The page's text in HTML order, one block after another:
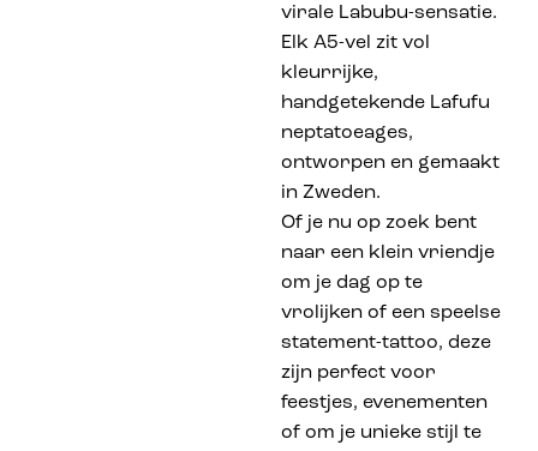
virale Labubu-sensatie.
Elk A5-vel zit vol
kleurrijke,
handgetekende Lafufu
neptatoeages,
ontworpen en gemaakt
in Zweden.
Of je nu op zoek bent
naar een klein vriendje
om je dag op te
vrolijken of een speelse
statement-tattoo, deze
zijn perfect voor
feestjes, evenementen
of om je unieke stijl te